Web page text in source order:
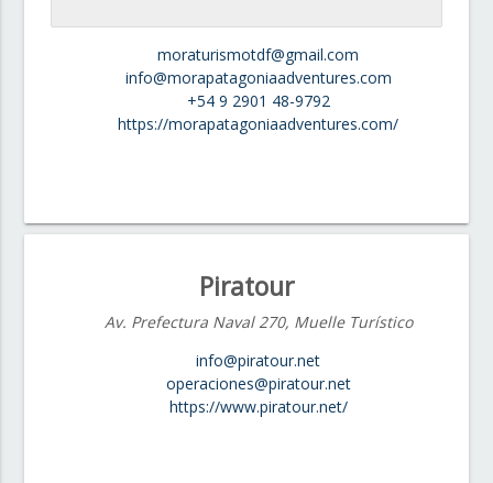
moraturismotdf@gmail.com
info@morapatagoniaadventures.com
+54 9 2901 48-9792
https://morapatagoniaadventures.com/
Piratour
Av. Prefectura Naval 270, Muelle Turístico
info@piratour.net
operaciones@piratour.net
https://www.piratour.net/